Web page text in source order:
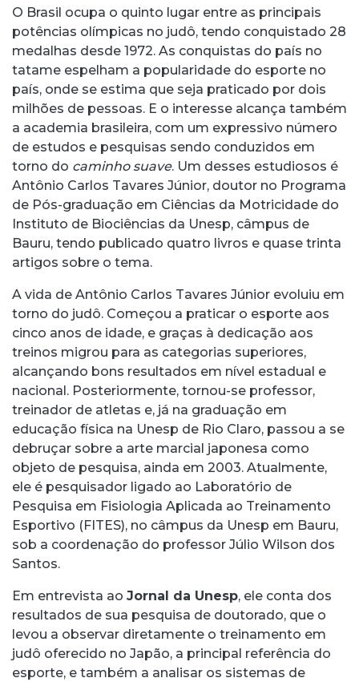
O Brasil ocupa o quinto lugar entre as principais
potências olímpicas no judô, tendo conquistado 28
medalhas desde 1972. As conquistas do país no
tatame espelham a popularidade do esporte no
país, onde se estima que seja praticado por dois
milhões de pessoas. E o interesse alcança também
a academia brasileira, com um expressivo número
de estudos e pesquisas sendo conduzidos em
torno do caminho suave. Um desses estudiosos é
Antônio Carlos Tavares Júnior, doutor no Programa
de Pós-graduação em Ciências da Motricidade do
Instituto de Biociências da Unesp, câmpus de
Bauru, tendo publicado quatro livros e quase trinta
artigos sobre o tema.
A vida de Antônio Carlos Tavares Júnior evoluiu em
torno do judô. Começou a praticar o esporte aos
cinco anos de idade, e graças à dedicação aos
treinos migrou para as categorias superiores,
alcançando bons resultados em nível estadual e
nacional. Posteriormente, tornou-se professor,
treinador de atletas e, já na graduação em
educação física na Unesp de Rio Claro, passou a se
debruçar sobre a arte marcial japonesa como
objeto de pesquisa, ainda em 2003. Atualmente,
ele é pesquisador ligado ao Laboratório de
Pesquisa em Fisiologia Aplicada ao Treinamento
Esportivo (FITES), no câmpus da Unesp em Bauru,
sob a coordenação do professor Júlio Wilson dos
Santos.
Em entrevista ao Jornal da Unesp, ele conta dos
resultados de sua pesquisa de doutorado, que o
levou a observar diretamente o treinamento em
judô oferecido no Japão, a principal referência do
esporte, e também a analisar os sistemas de